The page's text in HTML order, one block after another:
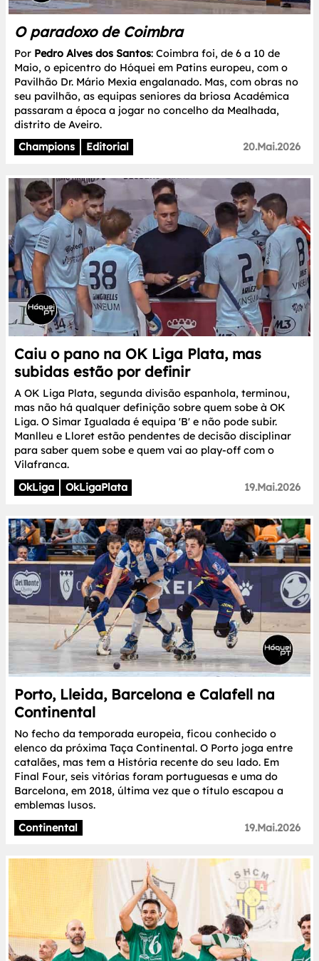
O paradoxo de Coimbra
Por Pedro Alves dos Santos: Coimbra foi, de 6 a 10 de
Maio, o epicentro do Hóquei em Patins europeu, com o
Pavilhão Dr. Mário Mexia engalanado. Mas, com obras no
seu pavilhão, as equipas seniores da briosa Académica
passaram a época a jogar no concelho da Mealhada,
distrito de Aveiro.
Champions
Editorial 20.Mai.2026
Caiu o pano na OK Liga Plata, mas
subidas estão por definir
A OK Liga Plata, segunda divisão espanhola, terminou,
mas não há qualquer definição sobre quem sobe à OK
Liga. O Simar Igualada é equipa 'B' e não pode subir.
Manlleu e Lloret estão pendentes de decisão disciplinar
para saber quem sobe e quem vai ao play-off com o
Vilafranca.
OkLiga
OkLigaPlata 19.Mai.2026
Porto, Lleida, Barcelona e Calafell na
Continental
No fecho da temporada europeia, ficou conhecido o
elenco da próxima Taça Continental. O Porto joga entre
catalães, mas tem a História recente do seu lado. Em
Final Four, seis vitórias foram portuguesas e uma do
Barcelona, em 2018, última vez que o título escapou a
emblemas lusos.
Continental
19.Mai.2026